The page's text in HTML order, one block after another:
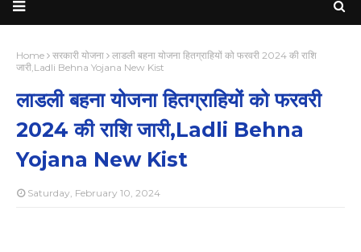
Home सरकारी योजना
लाडली बहना योजना हितग्राहियों को फरवरी 2024 की राशि
जारी,Ladli Behna Yojana New Kist
लाडली बहना योजना हितग्राहियों को फरवरी
2024 की राशि जारी,Ladli Behna
Yojana New Kist
Saturday, February 10, 2024